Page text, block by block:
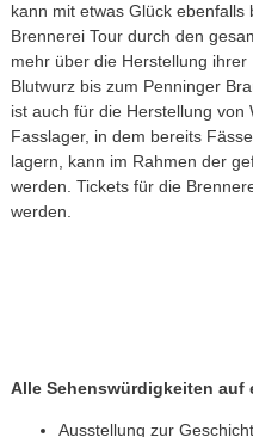
kann mit etwas Glück
Brennerei Tour durch den
mehr über die Herstellung
Blutwurz bis zum Penninger
ist auch für die Herstellung von
Fasslager, in dem bereits
lagern, kann im Rahmen der
werden. Tickets für die
werden.
Alle Sehenswürdigkeiten auf
Ausstellung zur